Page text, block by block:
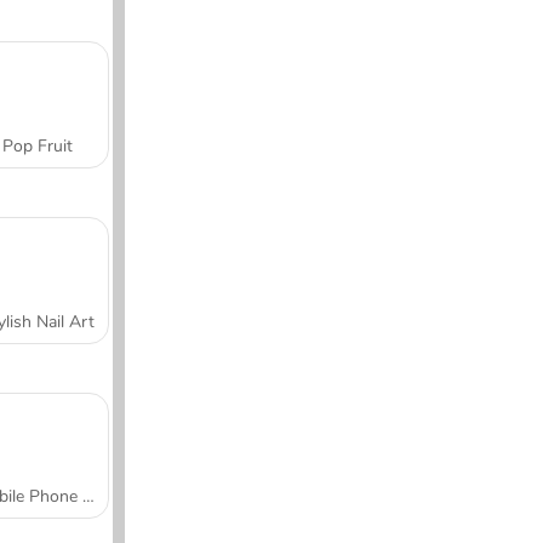
Pop Fruit
Nail Art
Mobile Phone Case Design & DIY